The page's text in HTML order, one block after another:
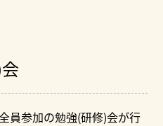
員参加の勉強(研修)会が行